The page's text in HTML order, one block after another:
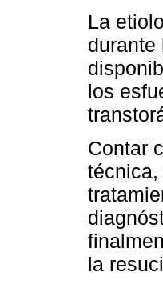
La
durante
los
Contar
la